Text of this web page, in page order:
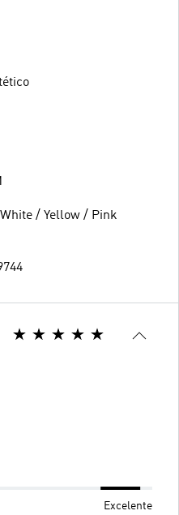
/ Yellow / Pink
Excelente